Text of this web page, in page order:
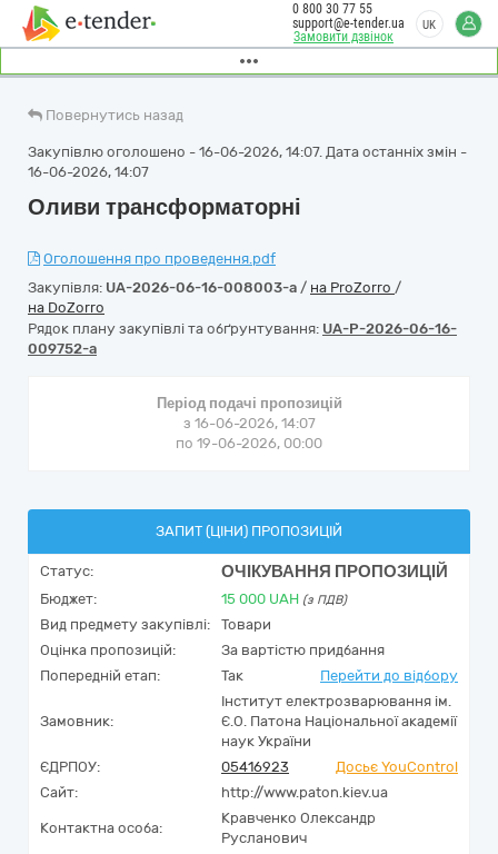
Замовити дзвінок
0 800 30 77 55
support@e-tender.ua
UK
Повернутись назад
Закупівлю оголошено - 16-06-2026, 14:07. Дата останніх змін -
16-06-2026, 14:07
Оливи трансформаторні
Оголошення про проведення.pdf
Закупівля: UA-2026-06-16-008003-a / на ProZorro /
на DoZorro
Рядок плану закупівлі та обґрунтування: UA-P-2026-06-16-
009752-a
Період подачі пропозицій
з 16-06-2026, 14:07
по 19-06-2026, 00:00
ЗАПИТ (ЦІНИ) ПРОПОЗИЦІЙ
Статус: ОЧІКУВАННЯ ПРОПОЗИЦІЙ
Бюджет: 15 000 UAH (з ПДВ)
Вид предмету закупівлі:
Товари
Оцінка пропозицій:
За вартістю придбання
Попередній етап:
Так Перейти до відбору
Замовник:
Інститут електрозварювання ім.
Є.О. Патона Національної академії
наук України
ЄДРПОУ:
05416923
Досьє YouControl
Сайт:
http://www.paton.kiev.ua
Контактна особа:
Кравченко Олександр
Русланович